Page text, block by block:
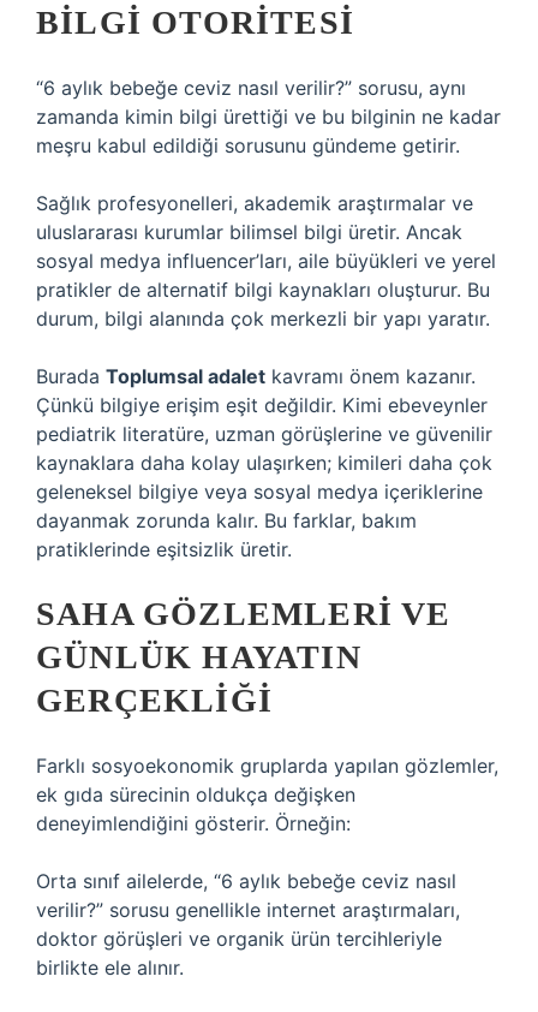
BILGI OTORITESI
“6 aylık bebeğe ceviz nasıl verilir?” sorusu, aynı
zamanda kimin bilgi ürettiği ve bu bilginin ne kadar
meşru kabul edildiği sorusunu gündeme getirir.
Sağlık profesyonelleri, akademik araştırmalar ve
uluslararası kurumlar bilimsel bilgi üretir. Ancak
sosyal medya influencer’ları, aile büyükleri ve yerel
pratikler de alternatif bilgi kaynakları oluşturur. Bu
durum, bilgi alanında çok merkezli bir yapı yaratır.
Burada Toplumsal adalet kavramı önem kazanır.
Çünkü bilgiye erişim eşit değildir. Kimi ebeveynler
pediatrik literatüre, uzman görüşlerine ve güvenilir
kaynaklara daha kolay ulaşırken; kimileri daha çok
geleneksel bilgiye veya sosyal medya içeriklerine
dayanmak zorunda kalır. Bu farklar, bakım
pratiklerinde eşitsizlik üretir.
SAHA GÖZLEMLERI VE
GÜNLÜK HAYATIN
GERÇEKLIĞI
Farklı sosyoekonomik gruplarda yapılan gözlemler,
ek gıda sürecinin oldukça değişken
deneyimlendiğini gösterir. Örneğin:
Orta sınıf ailelerde, “6 aylık bebeğe ceviz nasıl
verilir?” sorusu genellikle internet araştırmaları,
doktor görüşleri ve organik ürün tercihleriyle
birlikte ele alınır.